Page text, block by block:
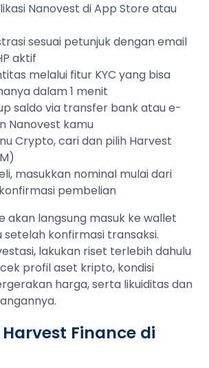
Nanovest di App Store atau
sesuai petunjuk dengan email
aktif
melalui fitur KYC yang bisa
dalam 1 menit
saldo via transfer bank atau e-
Nanovest kamu
Crypto, cari dan pilih Harvest
masukkan nominal mulai dari
pembelian
akan langsung masuk ke wallet
setelah konfirmasi transaksi.
lakukan riset terlebih dahulu
profil aset kripto, kondisi
harga, serta likuiditas dan
Finance di